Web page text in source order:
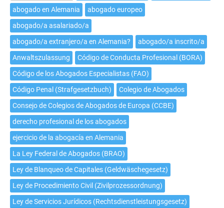
profesión
de
abogado/a
extranjero/a
en
Alemania?
abogado en Alemania
abogado europeo
abogado/a asalariado/a
abogado/a extranjero/a en Alemania?
abogado/a inscrito/a
Anwaltszulassung
Código de Conducta Profesional (BORA)
Código de los Abogados Especialistas (FAO)
Código Penal (Strafgesetzbuch)
Colegio de Abogados
Consejo de Colegios de Abogados de Europa (CCBE)
derecho profesional de los abogados
ejercicio de la abogacía en Alemania
La Ley Federal de Abogados (BRAO)
Ley de Blanqueo de Capitales (Geldwäschegesetz)
Ley de Procedimiento Civil (Zivilprozessordnung)
Ley de Servicios Jurídicos (Rechtsdienstleistungsgesetz)